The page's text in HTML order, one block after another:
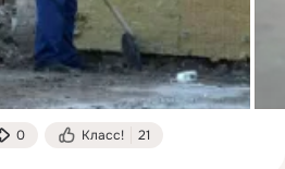
0 Класс! 21